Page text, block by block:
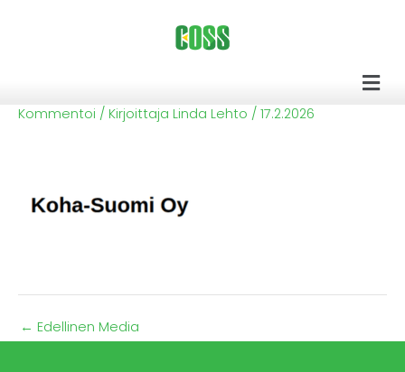
Kommentoi / Kirjoittaja Linda Lehto / 17.2.2026
← Edellinen Media